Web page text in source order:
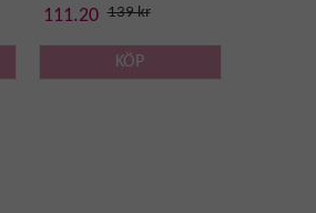
111.20 139 kr
KÖP